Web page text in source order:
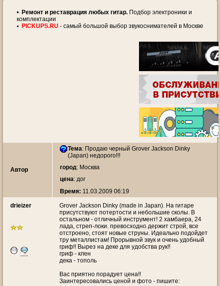
• Ремонт и реставрация любых гитар. Подбор электроники и
комплектации
• PICKUPS.RU - самый большой выбор звукоснимателей в Москве
Автор
Тема: Продаю черный Grover Jackson Dinky
(Japan) недорого!!!
город: Москва
цена: дог
Время: 11.03.2009 06:19
drieizer
Grover Jackson Dinky (made in Japan). На гитаре
присутствуют потертости и небольшие сколы. В
остальном - отличный инструмент! 2 хамбаера, 24
лада, стреп-локи. превосходно держит строй, все
отстроено, стоят новые струны. Идеально подойдет
тру металлистам! Прорывной звук и очень удобный
гриф!! Вырез на деке для удобства рук!!
гриф - клен
дека - тополь
Вас приятно порадует цена!!
Заинтересовались ценой и фото - пишите: